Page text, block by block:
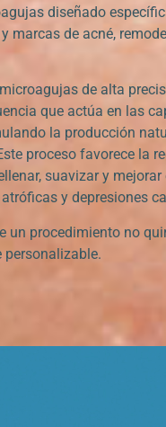
diseñado
marcas de acné,
de alta
que actúa en las
la producción
proceso favorece la
suavizar y mejorar
y depresiones
un procedimiento no
personalizable.